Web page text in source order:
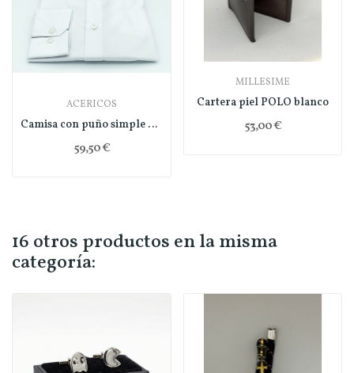
ACERICOS
Camisa con puño simple y regular fit
59,50 €
MILLESIME
Cartera piel POLO blanco
53,00 €
16 otros productos en la misma
categoría: